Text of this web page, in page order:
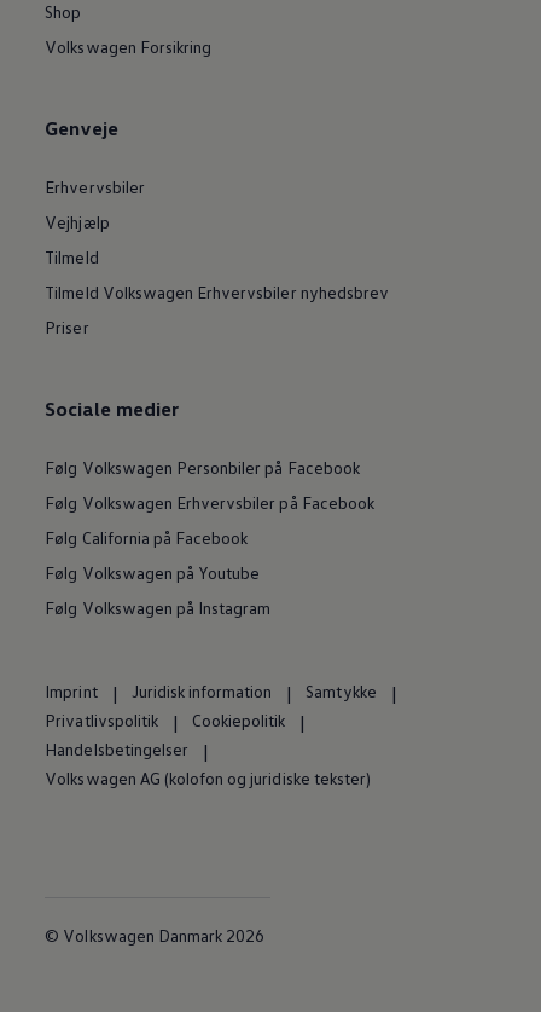
Shop
Volkswagen Forsikring
Genveje
Erhvervsbiler
Vejhjælp
Tilmeld
Tilmeld Volkswagen Erhvervsbiler nyhedsbrev
Priser
Sociale medier
Følg Volkswagen Personbiler på Facebook
Følg Volkswagen Erhvervsbiler på Facebook
Følg California på Facebook
Følg Volkswagen på Youtube
Følg Volkswagen på Instagram
Imprint Juridisk information
Samtykke
Privatlivspolitik
Cookiepolitik
Handelsbetingelser
Volkswagen AG (kolofon og juridiske tekster)
© Volkswagen Danmark 2026